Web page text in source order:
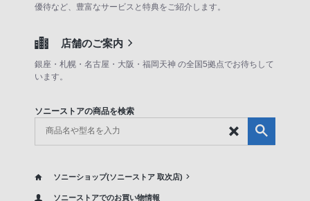
優待など、豊富なサービスと特典をご紹介します。
店舗のご案内
銀座・札幌・名古屋・大阪・福岡天神 の全国5拠点でお待ちして
います。
ソニーストアの商品を検索
ソニーショップ(ソニーストア 取次店)
ソニーストアでのお買い物情報